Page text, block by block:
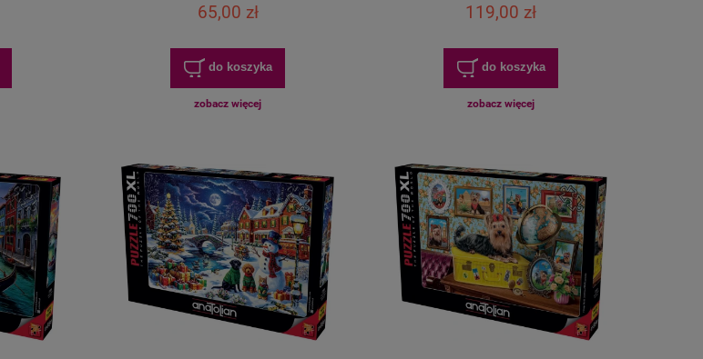
65,00 zł
do koszyka
zobacz więcej
119,00 zł
do koszyka
zobacz więcej